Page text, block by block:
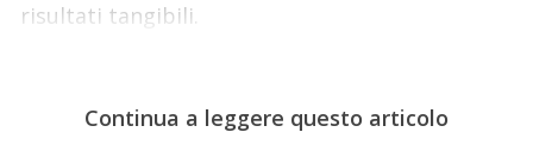
risultati tangibili.
Continua a leggere questo articolo